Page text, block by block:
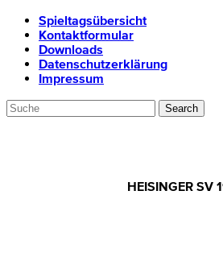
Spieltagsübersicht
Kontaktformular
Downloads
Datenschutzerklärung
Impressum
HEISINGER SV